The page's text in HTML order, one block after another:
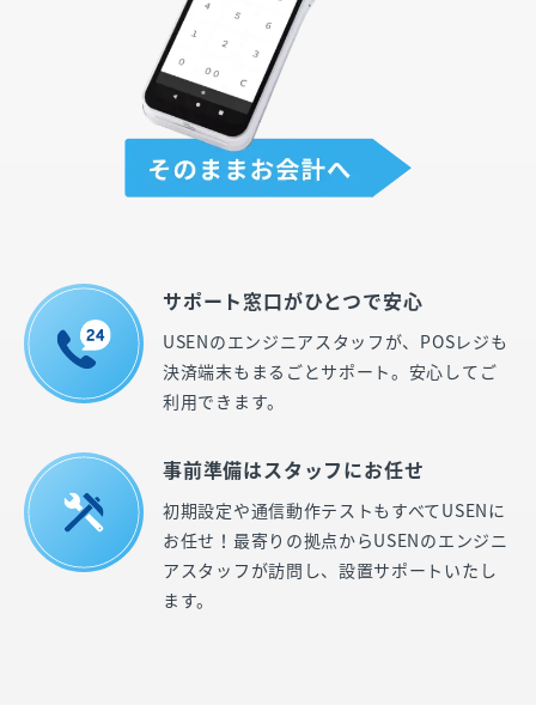
サポート窓口がひとつで安心
USENのエンジニアスタッフが、POSレジも
決済端末もまるごとサポート。安心してご
利用できます。
事前準備はスタッフにお任せ
初期設定や通信動作テストもすべてUSENに
お任せ！最寄りの拠点からUSENのエンジニ
アスタッフが訪問し、設置サポートいたし
ます。